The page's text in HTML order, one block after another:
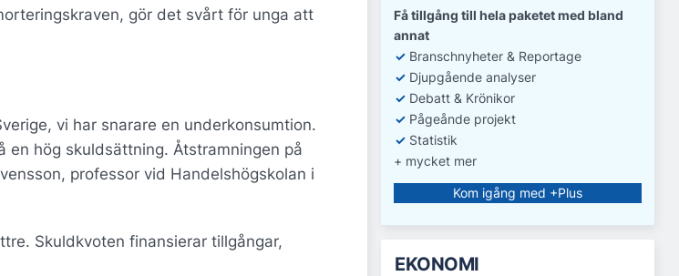
gör det svårt för unga att
vi har snarare en underkonsumtion.
hög skuldsättning. Åtstramningen på
professor vid Handelshögskolan i
Skuldkvoten finansierar tillgångar,
Få tillgång till hela paketet med bland
annat
✓ Branschnyheter & Reportage
✓ Djupgående analyser
✓ Debatt & Krönikor
✓ Pågeånde projekt
✓ Statistik
+ mycket mer
Kom igång med +Plus
EKONOMI